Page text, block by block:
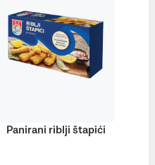
Panirani riblji štapići